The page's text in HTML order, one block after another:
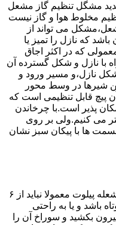
مشگل تنظیم گاز مشعل
مخلوط هوا و گاز نیست
می تواند از
که نازل را تمیز یا
که در اکثر اجاق
با نازل و شکل گسترده آن
نازل،و مسیر ورود و
شیرها در وسط محور
پیچ قابل تنظیمی است که
پذیر است.با چرخاندن
می کنیم.ولی بر روی
ها با پیکان سبز نشان
رنگ شعله پیلوت باید آبی باشد و طول شعله پیلوت معمولا نباید از ۶
باشد و یا به راحتی
بکشید و سوراخ آن را